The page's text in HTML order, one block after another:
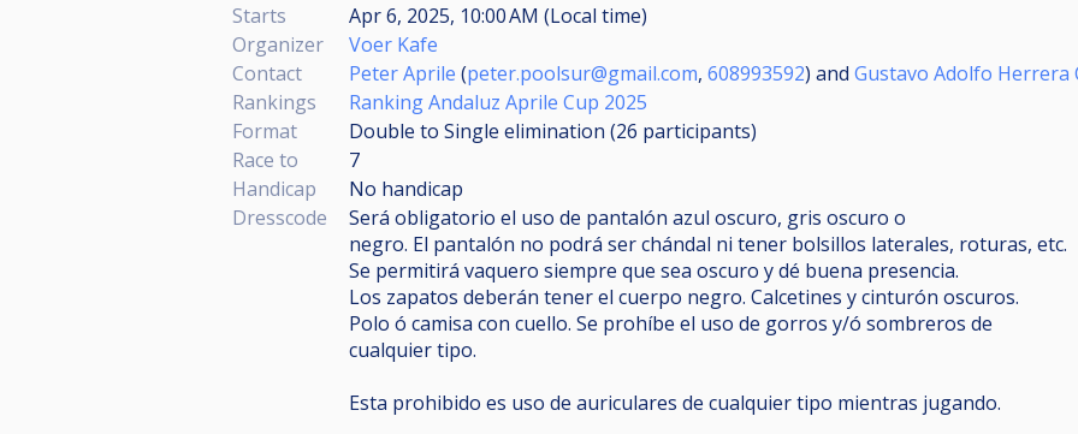
Starts
Apr 6, 2025, 10:00 AM (Local time)
Organizer
Voer Kafe
Contact
Peter Aprile (peter.poolsur@gmail.com, 608993592) and Gustavo Adolfo Herrera
Rankings
Ranking Andaluz Aprile Cup 2025
Format
Double to Single elimination (26 participants)
Race to
7
Handicap
No handicap
Dresscode
Será obligatorio el uso de pantalón azul oscuro, gris oscuro o
negro. El pantalón no podrá ser chándal ni tener bolsillos laterales, roturas, etc.
Se permitirá vaquero siempre que sea oscuro y dé buena presencia.
Los zapatos deberán tener el cuerpo negro. Calcetines y cinturón oscuros.
Polo ó camisa con cuello. Se prohíbe el uso de gorros y/ó sombreros de
cualquier tipo.
Esta prohibido es uso de auriculares de cualquier tipo mientras jugando.